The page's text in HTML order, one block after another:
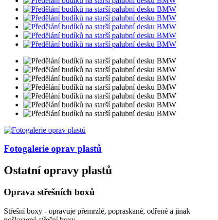
Fotogalerie oprav plastů
Ostatní opravy plastů
Oprava střešních boxů
Střešní boxy - opravuje přemrzlé, popraskané, odřené a jinak